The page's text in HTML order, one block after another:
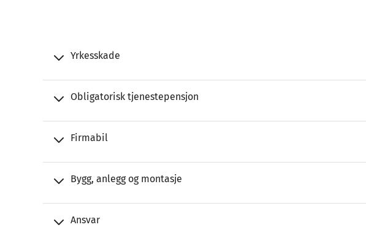
Yrkesskade
Obligatorisk tjenestepensjon
Firmabil
Bygg, anlegg og montasje
Ansvar